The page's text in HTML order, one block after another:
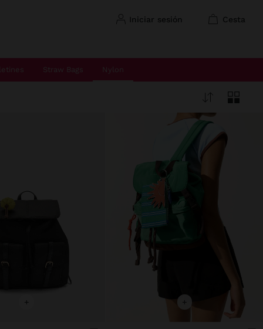
iniciar sesión cesta
Straw Bags Nylon
+ +